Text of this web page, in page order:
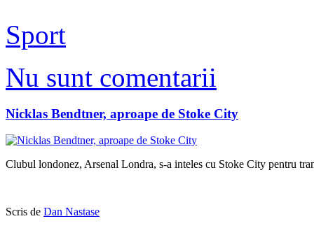
Sport
Nu sunt comentarii
Nicklas Bendtner, aproape de Stoke City
Clubul londonez, Arsenal Londra, s-a inteles cu Stoke City pentru
Scris de Dan Nastase